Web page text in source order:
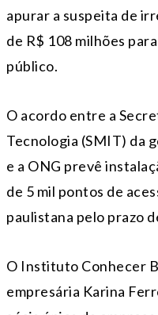
apurar a suspeita de
de R$ 108 milhões
público.
O acordo entre a
Tecnologia (SMIT) da
e a ONG prevê
de 5 mil pontos de
paulistana pelo prazo
O Instituto Conhecer
empresária Karina